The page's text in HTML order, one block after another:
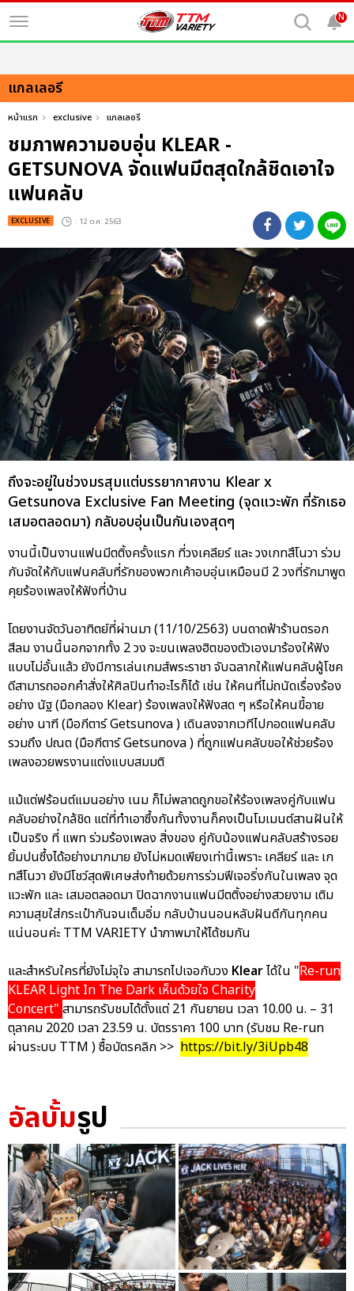
N
แกลเลอรี
หน้าแรก exclusive แกลเลอรี
ชมภาพความอบอุ่น KLEAR -
GETSUNOVA จัดแฟนมีตสุดใกล้ชิดเอาใจ
แฟนคลับ
EXCLUSIVE : 12 ต.ค. 2563
ถึงจะอยู่ในช่วงมรสุมแต่บรรยากาศงาน Klear x
Getsunova Exclusive Fan Meeting (จุดแวะพัก ที่รักเธอ
เสมอตลอดมา) กลับอบอุ่นเป็นกันเองสุดๆ
งานนี้เป็นงานแฟนมีตติ้งครั้งแรก ที่วงเคลียร์ และ วงเกทสึโนวา ร่วม
กันจัดให้กับแฟนคลับที่รักของพวกเค้าอบอุ่นเหมือนมี 2 วงที่รักมาพูด
คุยร้องเพลงให้ฟังที่บ้าน
โดยงานจัดวันอาทิตย์ที่ผ่านมา (11/10/2563) บนดาดฟ้าร้านตรอก
สีลม งานนี้นอกจากทั้ง 2 วง จะขนเพลงฮิตของตัวเองมาร้องให้ฟัง
แบบไม่อั้นแล้ว ยังมีการเล่นเกมส์พระราชา จับฉลากให้แฟนคลับผู้โชค
ดีสามารถออกคำสั่งให้ศิลปินทำอะไรก็ได้ เช่น ให้คนที่ไม่ถนัดเรื่องร้อง
อย่าง นัฐ (มือกลอง Klear) ร้องเพลงให้ฟังสด ๆ หรือให้คนขี้อาย
อย่าง นาฑี (มือกีตาร์ Getsunova ) เดินลงจากเวทีไปกอดแฟนคลับ
รวมถึง ปณต (มือกีตาร์ Getsunova ) ที่ถูกแฟนคลับขอให้ช่วยร้อง
เพลงอวยพรงานแต่งแบบสมมติ
แม้แต่ฟร้อนต์แมนอย่าง เนม ก็ไม่พลาดถูกขอให้ร้องเพลงคู่กับแฟน
คลับอย่างใกล้ชิด แต่ที่ทำเอาซึ้งกันทั้งงานก็คงเป็นโมเมนต์สานฝันให้
เป็นจริง ที่ แพท ร่วมร้องเพลง สิ่งของ คู่กับน้องแฟนคลับสร้างรอย
ยิ้มปนซึ้งได้อย่างมากมาย ยังไม่หมดเพียงเท่านี้เพราะ เคลียร์ และ เก
ทสึโนวา ยังมีโชว์สุดพิเศษส่งท้ายด้วยการร่วมฟีเจอริ่งกันในเพลง จุด
แวะพัก และ เสมอตลอดมา ปิดฉากงานแฟนมีตติ้งอย่างสวยงาม เติม
ความสุขใส่กระเป๋ากันจนเต็มอิ่ม กลับบ้านนอนหลับฝันดีกันทุกคน
แน่นอนค่ะ TTM VARIETY นำภาพมาให้ได้ชมกัน
และสำหรับใครที่ยังไม่จุใจ สามารถไปเจอกับวง Klearได้ใน "Re-run
KLEAR Light In The Dark เห็นด้วยใจ Charity
Concert" สามารถรับชมได้ตั้งแต่ 21 กันยายน เวลา 10.00 น. – 31
ตุลาคม 2020 เวลา 23.59 น. บัตรราคา 100 บาท (รับชม Re-run
ผ่านระบบ TTM ) ซื้อบัตรคลิก >> https://bit.ly/3iUpb48
อัลบั้มรูป